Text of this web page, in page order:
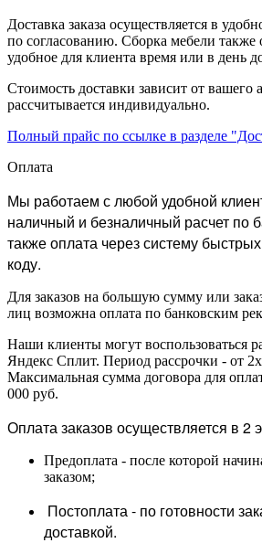
Доставка заказа осуществляется в
по согласованию. Сборка мебели также
удобное для клиента время или в день
Стоимость доставки зависит от вашего
рассчитывается индивидуально.
Полный прайс по ссылке в разделе
Оплата
Мы работаем с любой удобной
наличный и безналичный расчет по
также оплата через систему
коду.
Для заказов на большую сумму или
лиц возможна оплата по банковским
Наши клиенты могут воспользоваться
Яндекс Сплит. Период рассрочки - от
Максимальная сумма договора для
000 руб.
Оплата заказов осуществляется в 2
Предоплата - после которой
заказом;
Постоплата - по готовности
доставкой.